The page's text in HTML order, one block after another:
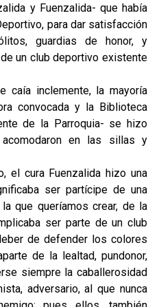
y Fuenzalida- que había
para dar satisfacción
guardias de honor, y
un club deportivo existente
caía inclemente, la mayoría
convocada y la Biblioteca
de la Parroquia- se hizo
en las sillas y
el cura Fuenzalida hizo una
ser partícipe de una
que queríamos crear, de la
ser parte de un club
de defender los colores
de la lealtad, pundonor,
siempre la caballerosidad
adversario, al que nunca